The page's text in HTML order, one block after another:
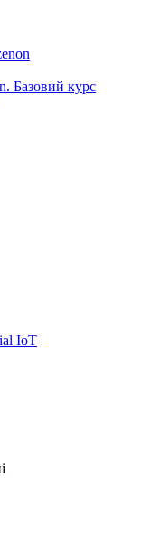
Базовий курс
IoT